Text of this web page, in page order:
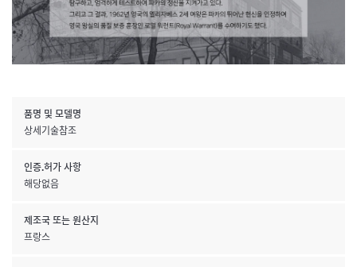
품명 및 모델명
상세기술참조
인증.허가 사항
해당없음
제조국 또는 원산지
프랑스